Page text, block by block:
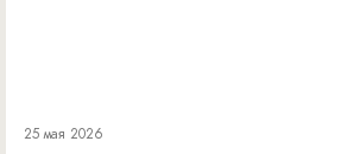
25 мая 2026